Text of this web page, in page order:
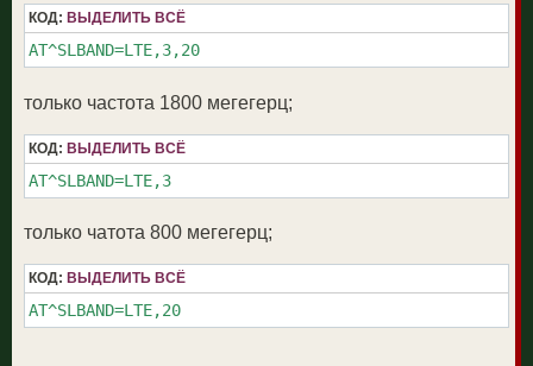
КОД: ВЫДЕЛИТЬ ВСЁ
AT^SLBAND=LTE,3,20
только частота 1800 мегегерц;
КОД: ВЫДЕЛИТЬ ВСЁ
AT^SLBAND=LTE,3
только чатота 800 мегегерц;
КОД: ВЫДЕЛИТЬ ВСЁ
AT^SLBAND=LTE,20